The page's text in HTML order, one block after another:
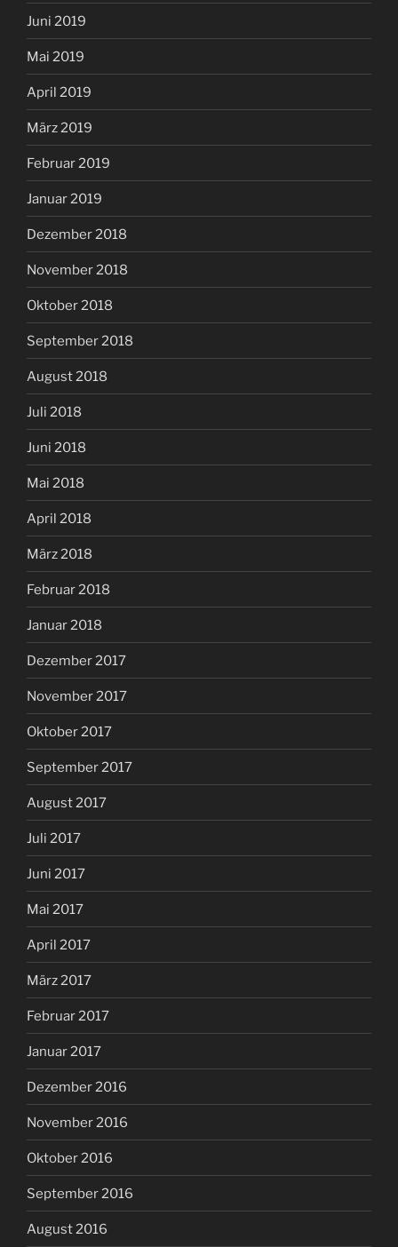
Juni 2019
Mai 2019
April 2019
März 2019
Februar 2019
Januar 2019
Dezember 2018
November 2018
Oktober 2018
September 2018
August 2018
Juli 2018
Juni 2018
Mai 2018
April 2018
März 2018
Februar 2018
Januar 2018
Dezember 2017
November 2017
Oktober 2017
September 2017
August 2017
Juli 2017
Juni 2017
Mai 2017
April 2017
März 2017
Februar 2017
Januar 2017
Dezember 2016
November 2016
Oktober 2016
September 2016
August 2016